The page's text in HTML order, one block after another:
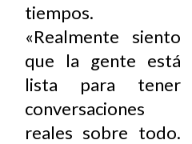
tiempos.
«Realmente siento
que la gente está
lista para tener
conversaciones
reales sobre todo.